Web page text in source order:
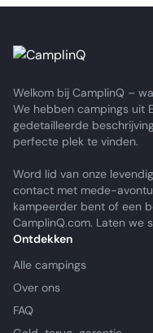
Welkom bij CamplinQ –
We hebben campings uit
gedetailleerde
perfecte plek te vinden.
Word lid van onze
contact met mede-
kampeerder bent of een
CamplinQ.com. Laten we
Ontdekken
Alle campings
Over ons
FAQ